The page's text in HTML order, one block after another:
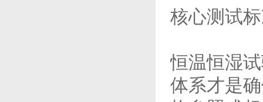
核心测试
恒温恒湿
体系才是